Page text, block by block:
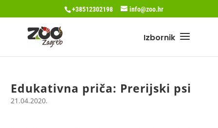
+38512302198 info@zoo.hr
Edukativna priča: Prerijski psi
21.04.2020.